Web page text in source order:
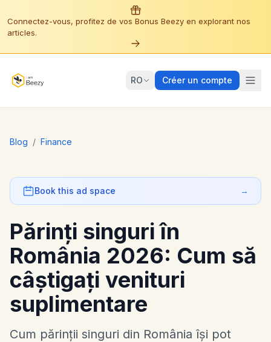
Connectez-vous, profitez de vos Bonus Beezy en explorant nos
articles.
RO Créer un compte
Blog / Finance
Book this ad space →
Părinți singuri în
România 2026: Cum să
câștigați venituri
suplimentare
Cum părinții singuri din România își pot